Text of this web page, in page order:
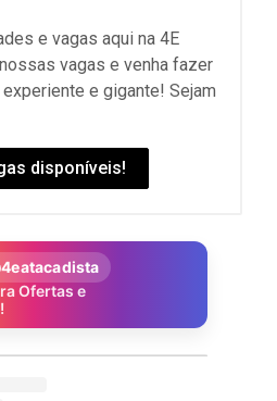
e vagas aqui na 4E
vagas e venha fazer
e gigante! Sejam
disponíveis!
Ofertas e